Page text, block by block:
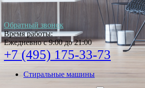
Обратный звонок
Время работы:
Ежедневно с 9:00 до 21:00
+7 (495) 175-33-73
Стиральные машины